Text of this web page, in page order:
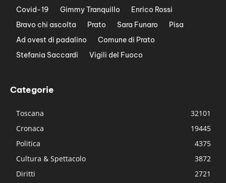
Covid-19
Gimmy Tranquillo
Enrico Rossi
Bravo chi ascolta
Prato Sara Funaro
Pisa
Ad ovest di padalino
Comune di Prato
Stefania Saccardi
Vigili del Fuoco
Categorie
Toscana
32101
Cronaca
19445
Politica
4375
Cultura & Spettacolo
3872
Diritti
2721